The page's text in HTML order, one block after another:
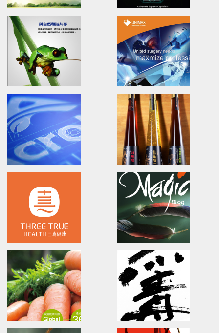
TAITRA
Training/Brand Identity/Packaging
Design
外貿協會-台中/包裝設計/品牌識別形象課程
CIPHERLAB CP55
欣技資訊/全球廣告設計/產品影片/
PM-ABC
Branding/advertising/Poster design
長宏專案管理/廣告設計/海報設計/品牌設計
CIPHERLAB RS30
欣技資訊/全球廣告設計/產品影片/
EPSON
愛普生/廣告設計/文案企劃
UNIMAX
Brand
普威國際/品牌設計/海報設計/網頁
Acrobio Healthcare
Training/Brand Identity/Visual
Communication
昇喬健康事業/品牌內化訓練/品牌識別/包裝設計
yung ming spring
陽明春天/包裝設計/傳達設計